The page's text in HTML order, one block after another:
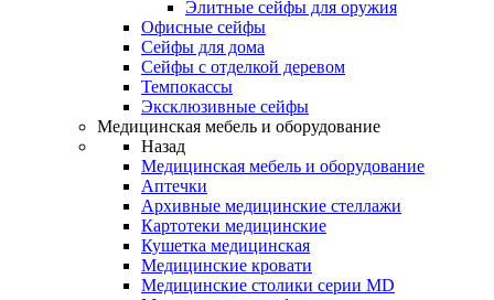
Элитные сейфы для оружия
Офисные сейфы
Сейфы для дома
Сейфы с отделкой деревом
Темпокассы
Эксклюзивные сейфы
Медицинская мебель и оборудование
Назад
Медицинская мебель и оборудование
Аптечки
Архивные медицинские стеллажи
Картотеки медицинские
Кушетка медицинская
Медицинские кровати
Медицинские столики серии MD